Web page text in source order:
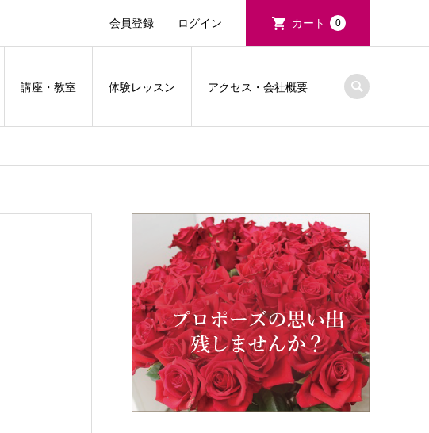
会員登録 ログイン カート 0
講座・教室 体験レッスン アクセス・会社概要